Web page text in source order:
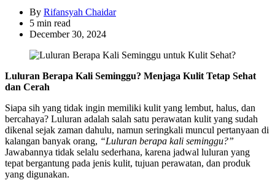
By Rifansyah Chaidar
Estimated
read
5 min read
December 30, 2024
Luluran Berapa Kali Seminggu? Menjaga Kulit Tetap Sehat
dan Cerah
Siapa sih yang tidak ingin memiliki kulit yang lembut, halus, dan
bercahaya? Luluran adalah salah satu perawatan kulit yang sudah
dikenal sejak zaman dahulu, namun seringkali muncul pertanyaan di
kalangan banyak orang, “Luluran berapa kali seminggu?”
Jawabannya tidak selalu sederhana, karena jadwal luluran yang
tepat bergantung pada jenis kulit, tujuan perawatan, dan produk
yang digunakan.